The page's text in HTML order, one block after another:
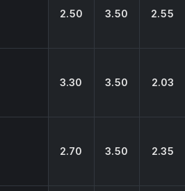
2.50 3.50 2.55
3.30 3.50 2.03
2.70 3.50 2.35